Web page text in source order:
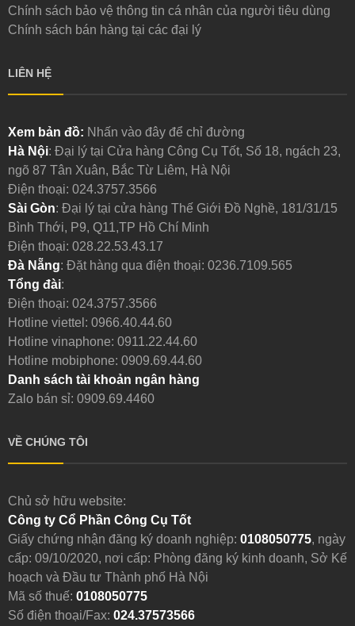
Chính sách bảo vệ thông tin cá nhân của người tiêu dùng
Chính sách bán hàng tại các đại lý
LIÊN HỆ
Xem bản đồ: Nhấn vào đây để chỉ đường
Hà Nội: Đại lý tại Cửa hàng Công Cụ Tốt, Số 18, ngách 23,
ngõ 87 Tân Xuân, Bắc Từ Liêm, Hà Nội
Điện thoại: 024.3757.3566
Sài Gòn: Đại lý tại cửa hàng Thế Giới Đồ Nghề, 181/31/15
Bình Thới, P9, Q11,TP Hồ Chí Minh
Điện thoại: 028.22.53.43.17
Đà Nẵng: Đặt hàng qua điện thoại: 0236.7109.565
Tổng đài:
Điện thoại: 024.3757.3566
Hotline viettel: 0966.40.44.60
Hotline vinaphone: 0911.22.44.60
Hotline mobiphone: 0909.69.44.60
Danh sách tài khoản ngân hàng
Zalo bán sỉ: 0909.69.4460
VỀ CHÚNG TÔI
Chủ sở hữu website:
Công ty Cổ Phần Công Cụ Tốt
Giấy chứng nhận đăng ký doanh nghiệp: 0108050775, ngày
cấp: 09/10/2020, nơi cấp: Phòng đăng ký kinh doanh, Sở Kế
hoạch và Đầu tư Thành phố Hà Nội
Mã số thuế: 0108050775
Số điện thoại/Fax: 024.37573566